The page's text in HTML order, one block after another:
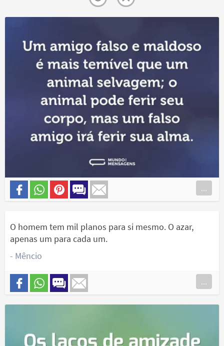
...
O homem tem mil planos para si mesmo. O azar,
apenas um para cada um.
- Mêncio
...